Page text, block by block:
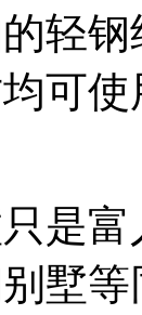
轻
可
是
墅